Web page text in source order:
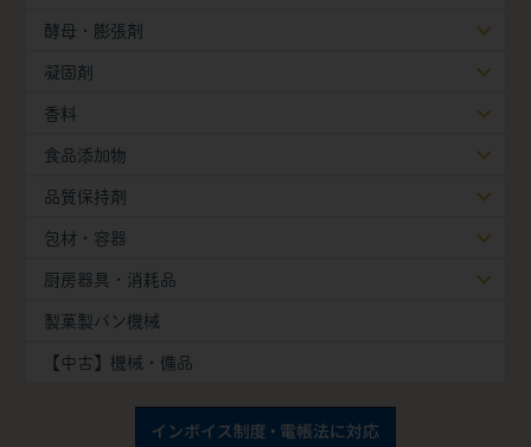
酵母・膨張剤
凝固剤
香料
食品添加物
品質保持剤
包材・容器
厨房器具・消耗品
製菓製パン機械
【中古】機械・備品